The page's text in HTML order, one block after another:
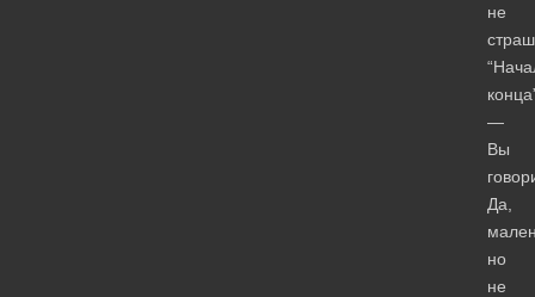
не
—
Вы
Да,
но
не